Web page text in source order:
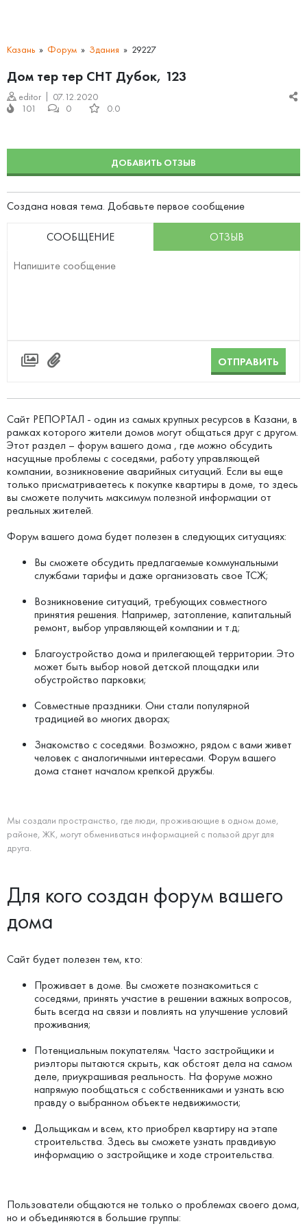
Казань Форум Здания 29227
Дом тер тер СНТ Дубок, 123
editor
07.12.2020
101
0 0.0
ДОБАВИТЬ ОТЗЫВ
Создана новая тема. Добавьте первое сообщение
СООБЩЕНИЕ ОТЗЫВ
ОТПРАВИТЬ
Сайт РЕПОРТАЛ - один из самых крупных ресурсов в Казани, в
рамках которого жители домов могут общаться друг с другом.
Этот раздел – форум вашего дома , где можно обсудить
насущные проблемы с соседями, работу управляющей
компании, возникновение аварийных ситуаций. Если вы еще
только присматриваетесь к покупке квартиры в доме, то здесь
вы сможете получить максимум полезной информации от
реальных жителей.
Форум вашего дома будет полезен в следующих ситуациях:
Вы сможете обсудить предлагаемые коммунальными
службами тарифы и даже организовать свое ТСЖ;
Возникновение ситуаций, требующих совместного
принятия решения. Например, затопление, капитальный
ремонт, выбор управляющей компании и т.д;
Благоустройство дома и прилегающей территории. Это
может быть выбор новой детской площадки или
обустройство парковки;
Совместные праздники. Они стали популярной
традицией во многих дворах;
Знакомство с соседями. Возможно, рядом с вами живет
человек с аналогичными интересами. Форум вашего
дома станет началом крепкой дружбы.
Мы создали пространство, где люди, проживающие в одном доме,
районе, ЖК, могут обмениваться информацией с пользой друг для
друга.
Для кого создан форум вашего
дома
Сайт будет полезен тем, кто:
Проживает в доме. Вы сможете познакомиться с
соседями, принять участие в решении важных вопросов,
быть всегда на связи и повлиять на улучшение условий
проживания;
Потенциальным покупателям. Часто застройщики и
риэлторы пытаются скрыть, как обстоят дела на самом
деле, приукрашивая реальность. На форуме можно
напрямую пообщаться с собственниками и узнать всю
правду о выбранном объекте недвижимости;
Дольщикам и всем, кто приобрел квартиру на этапе
строительства. Здесь вы сможете узнать правдивую
информацию о застройщике и ходе строительства.
Пользователи общаются не только о проблемах своего дома,
но и объединяются в большие группы: